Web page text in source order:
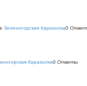
Зеленогорская барахолка0
барахолка0 Ответы